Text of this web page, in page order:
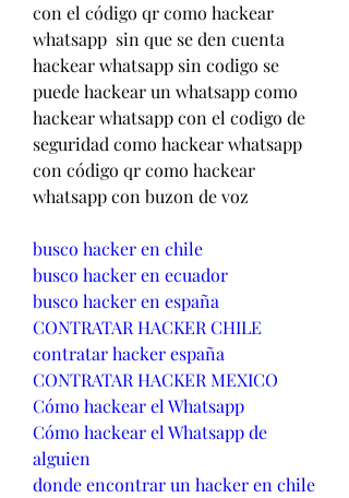
con el código qr como hackear
whatsapp  sin que se den cuenta
hackear whatsapp sin codigo se
puede hackear un whatsapp como
hackear whatsapp con el codigo de
seguridad como hackear whatsapp
con código qr como hackear
whatsapp con buzon de voz
busco hacker en chile
busco hacker en ecuador
busco hacker en españa
CONTRATAR HACKER CHILE
contratar hacker españa
CONTRATAR HACKER MEXICO
Cómo hackear el Whatsapp
Cómo hackear el Whatsapp de
alguien
donde encontrar un hacker en chile